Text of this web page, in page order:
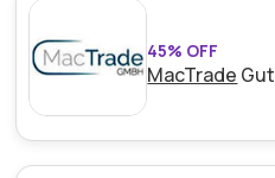
45% OFF
MacTrade